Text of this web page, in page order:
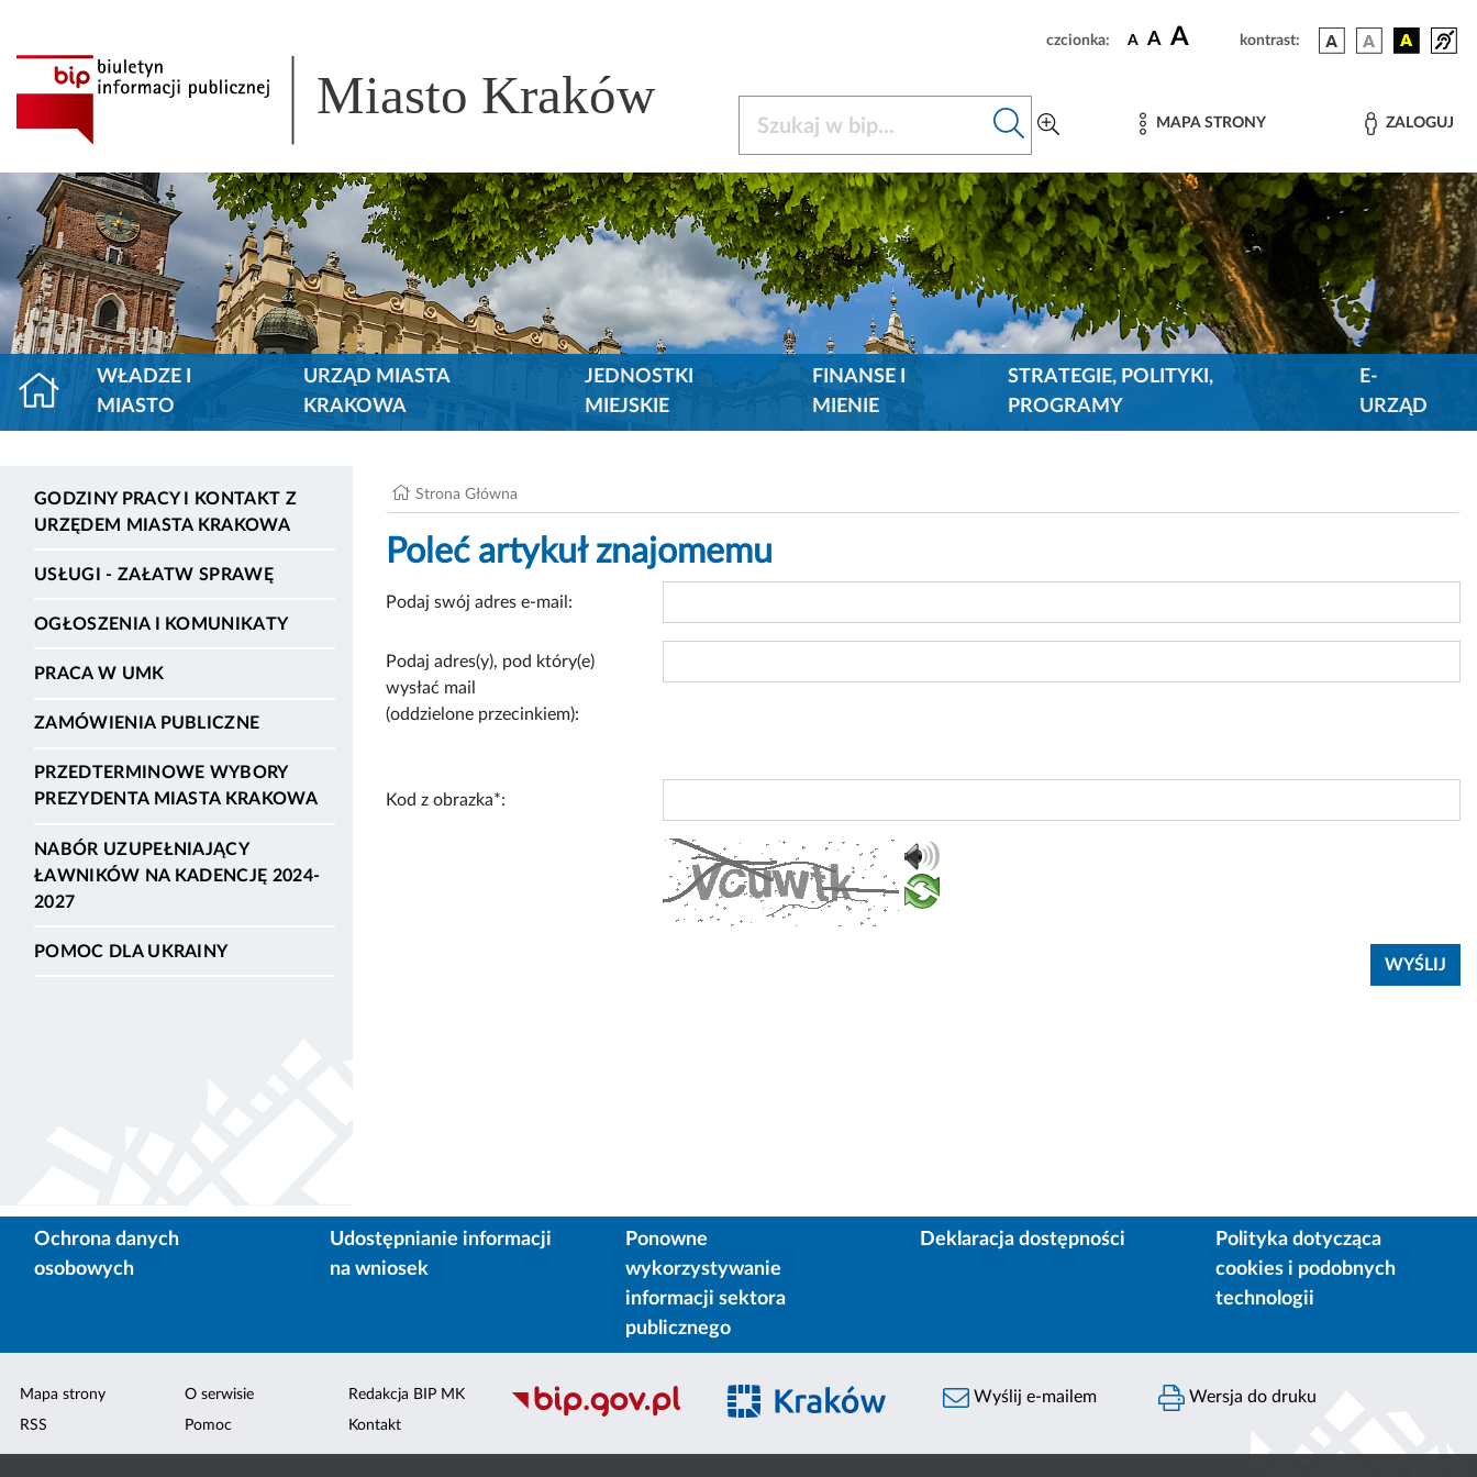
czcionka: A A A kontrast:
Miasto Kraków MAPA STRONY ZALOGUJ
WŁADZE I
MIASTO
URZĄD MIASTA
KRAKOWA
JEDNOSTKI
MIEJSKIE
FINANSE I
MIENIE
STRATEGIE, POLITYKI,
PROGRAMY
E-
URZĄD
GODZINY PRACY I KONTAKT Z
URZĘDEM MIASTA KRAKOWA
USŁUGI - ZAŁATW SPRAWĘ
OGŁOSZENIA I KOMUNIKATY
PRACA W UMK
ZAMÓWIENIA PUBLICZNE
PRZEDTERMINOWE WYBORY
PREZYDENTA MIASTA KRAKOWA
NABÓR UZUPEŁNIAJĄCY
ŁAWNIKÓW NA KADENCJĘ 2024-
2027
POMOC DLA UKRAINY
Strona Główna
Poleć artykuł znajomemu
Podaj swój adres e-mail:
Podaj adres(y), pod który(e)
wysłać mail
(oddzielone przecinkiem):
Kod z obrazka*:
Ochrona danych
osobowych
Udostępnianie informacji
na wniosek
Ponowne
wykorzystywanie
informacji sektora
publicznego
Deklaracja dostępności
Polityka dotycząca
cookies i podobnych
technologii
Mapa strony
RSS
O serwisie
Pomoc
Redakcja BIP MK
Kontakt
Wyślij e-mailem Wersja do druku